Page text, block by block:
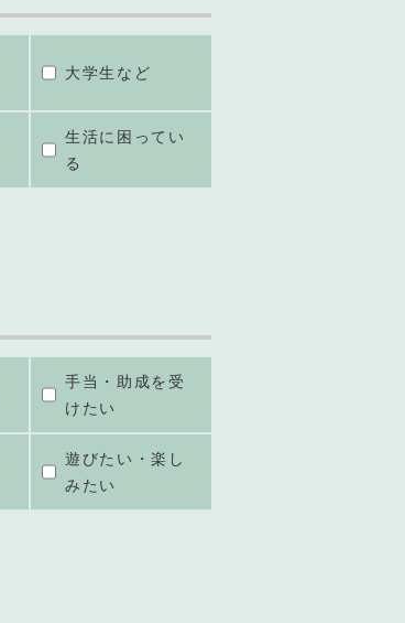
大学生など
生活に困ってい
る
手当・助成を受
けたい
遊びたい・楽し
みたい